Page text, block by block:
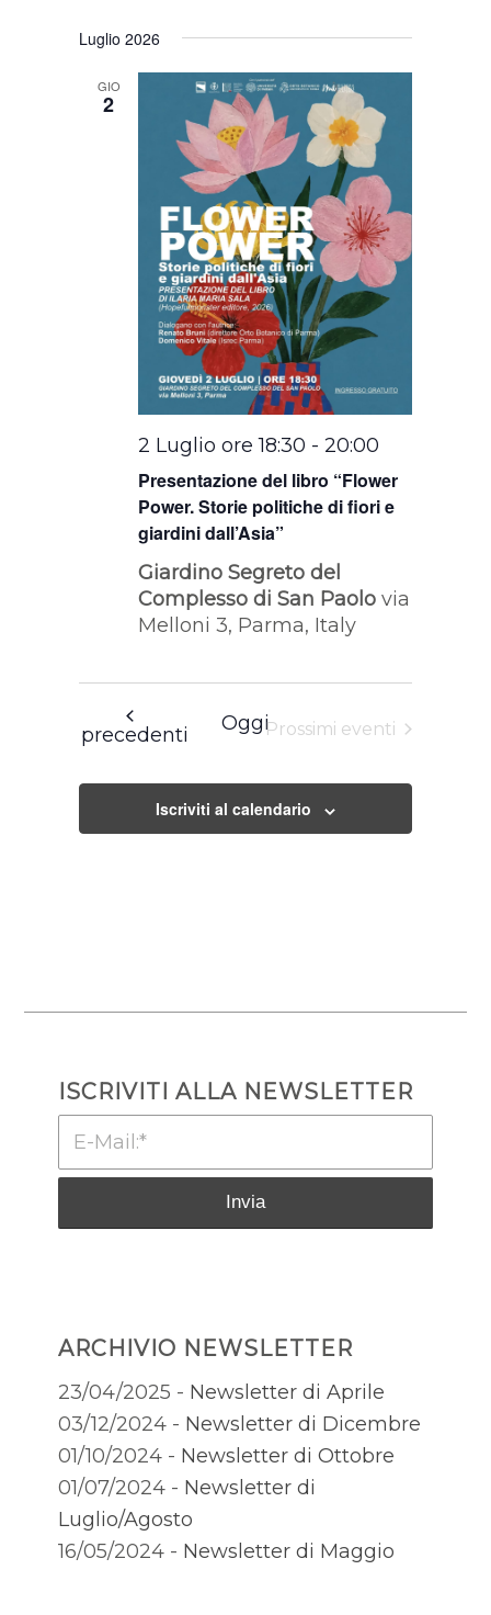
Luglio 2026
GIO
2
Presentazione del libro “Flower
Power. Storie politiche di fiori e
giardini dall’Asia”
2 Luglio ore 18:30 -20:00
Giardino Segreto del
Complesso di San Paolovia
Melloni 3, Parma, Italy
Eventi
precedenti
OggiProssimi eventi
Iscriviti al calendario
ISCRIVITI ALLA NEWSLETTER
ARCHIVIO NEWSLETTER
23/04/2025 - Newsletter di Aprile
03/12/2024 - Newsletter di Dicembre
01/10/2024 - Newsletter di Ottobre
01/07/2024 - Newsletter di
Luglio/Agosto
16/05/2024 - Newsletter di Maggio